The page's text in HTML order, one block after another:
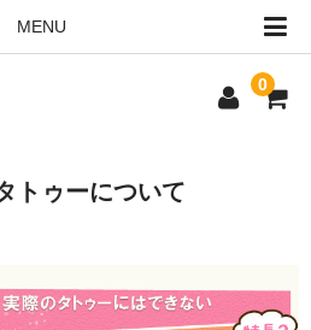
0
MENU
CONTACT
トゥーについて